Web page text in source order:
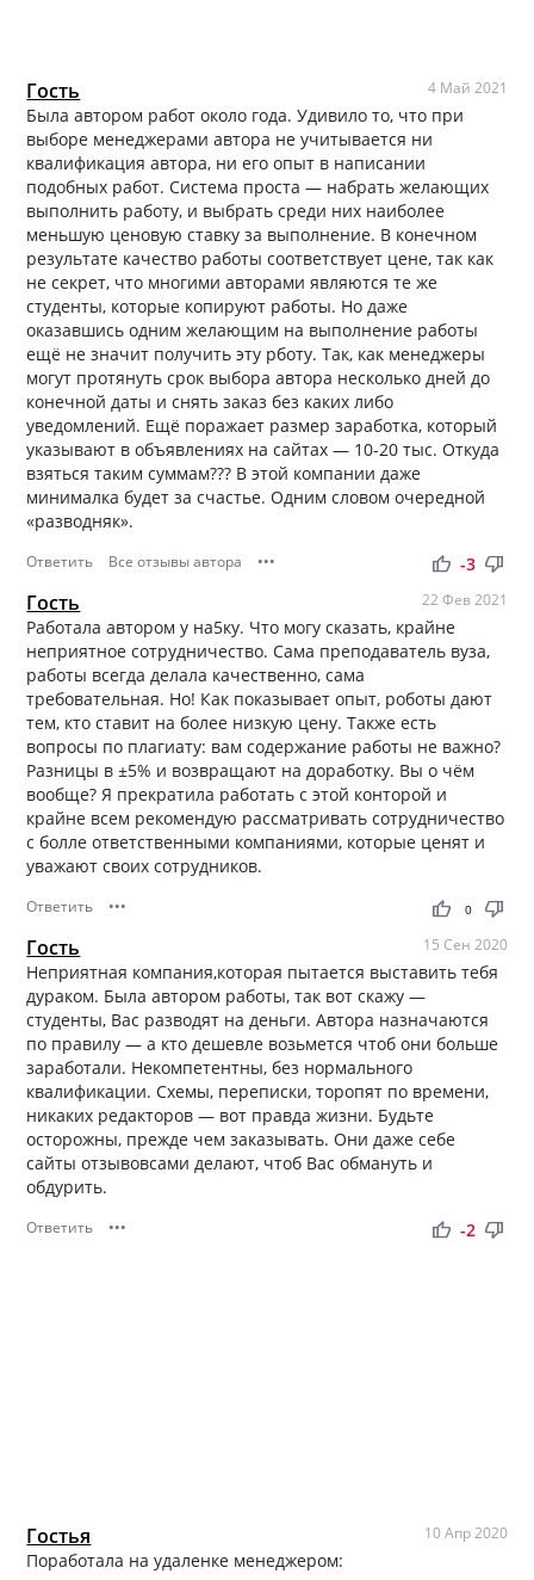
Гость 4 Май 2021
Была автором работ около года. Удивило то, что при
выборе менеджерами автора не учитывается ни
квалификация автора, ни его опыт в написании
подобных работ. Система проста — набрать желающих
выполнить работу, и выбрать среди них наиболее
меньшую ценовую ставку за выполнение. В конечном
результате качество работы соответствует цене, так как
не секрет, что многими авторами являются те же
студенты, которые копируют работы. Но даже
оказавшись одним желающим на выполнение работы
ещё не значит получить эту рботу. Так, как менеджеры
могут протянуть срок выбора автора несколько дней до
конечной даты и снять заказ без каких либо
уведомлений. Ещё поражает размер заработка, который
указывают в объявлениях на сайтах — 10-20 тыс. Откуда
взяться таким суммам??? В этой компании даже
минималка будет за счастье. Одним словом очередной
«разводняк».
Ответить Все отзывы автора ••• thumb_up thumb_down
-3
Гость 22 Фев 2021
Работала автором у на5ку. Что могу сказать, крайне
неприятное сотрудничество. Сама преподаватель вуза,
работы всегда делала качественно, сама
требовательная. Но! Как показывает опыт, роботы дают
тем, кто ставит на более низкую цену. Также есть
вопросы по плагиату: вам содержание работы не важно?
Разницы в ±5% и возвращают на доработку. Вы о чём
вообще? Я прекратила работать с этой конторой и
крайне всем рекомендую рассматривать сотрудничество
с болле ответственными компаниями, которые ценят и
уважают своих сотрудников.
Ответить ••• thumb_up thumb_down
0
Гость 15 Сен 2020
Неприятная компания,которая пытается выставить тебя
дураком. Была автором работы, так вот скажу —
студенты, Вас разводят на деньги. Автора назначаются
по правилу — а кто дешевле возьмется чтоб они больше
заработали. Некомпетентны, без нормального
квалификации. Схемы, переписки, торопят по времени,
никаких редакторов — вот правда жизни. Будьте
осторожны, прежде чем заказывать. Они даже себе
сайты отзывовсами делают, чтоб Вас обмануть и
обдурить.
Ответить ••• thumb_up thumb_down
-2
Гостья 10 Апр 2020
Поработала на удаленке менеджером: